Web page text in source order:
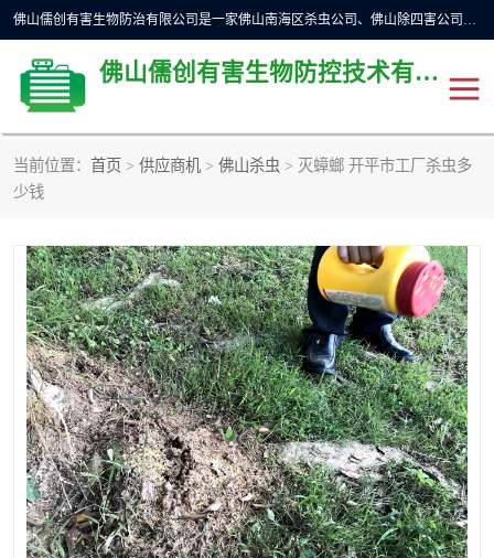
佛山儒创有害生物防治有限公司是一家佛山南海区杀虫公司、佛山除四害公司、佛山灭白蚁公司、佛山白蚁防治公司，让您远离虫害困扰。要问佛山白蚁防治哪家好？佛山儒创有害生物防治有限公司全佛山、广州，正规公司，上门勘查，可靠，售后有保障。
佛山儒创有害生物防控技术有限公司
当前位置： 首页 > 供应商机 > 佛山杀虫 > 灭蟑螂 开平市工厂杀虫多
少钱除四害公司
消毒消杀 佛山白蚁防治公司
佛山灭白蚁公司 佛山杀虫公司
佛山除四害公司 灭鼠
灭蜱虫 消杀
灭苍蝇 灭跳蚤
灭蚊虫 灭蟑螂